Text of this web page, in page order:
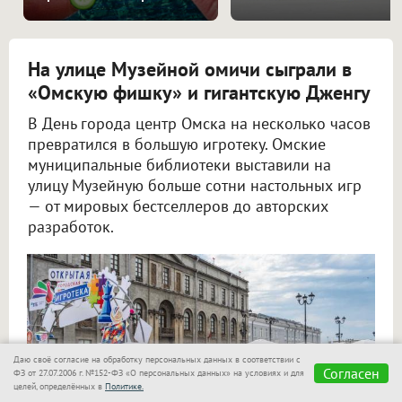
На улице Музейной омичи сыграли в
«Омскую фишку» и гигантскую Дженгу
В День города центр Омска на несколько часов
превратился в большую игротеку. Омские
муниципальные библиотеки выставили на
улицу Музейную больше сотни настольных игр
— от мировых бестселлеров до авторских
разработок.
Даю своё согласие на обработку персональных данных в соответствии с
ФЗ от 27.07.2006 г. №152-ФЗ «О персональных данных» на условиях и для
целей, определённых в Политике.
Согласен